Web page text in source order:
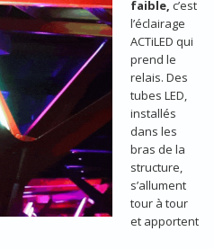
faible, c’est
l’éclairage
ACTiLED qui
prend le
relais. Des
tubes LED,
installés
dans les
bras de la
structure,
s’allument
tour à tour
et apportent